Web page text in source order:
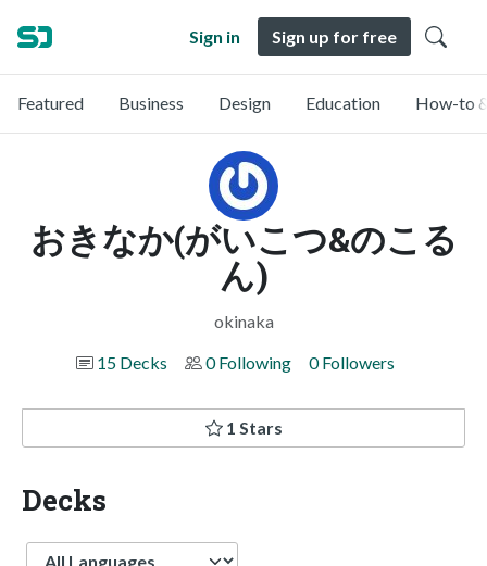
Sign in Sign up for free
Featured Business Design Education How-to
おきなか(がいこつ&のこる
ん)
okinaka
15 Decks
0 Following 0 Followers
1 Stars
Decks
Language